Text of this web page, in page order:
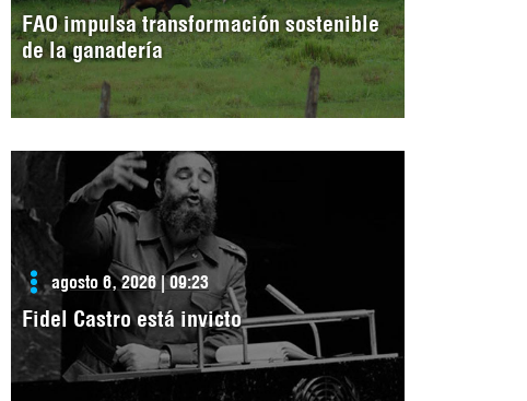
FAO impulsa transformación sostenible
de la ganadería
agosto 6, 2026 | 09:23
Fidel Castro está invicto